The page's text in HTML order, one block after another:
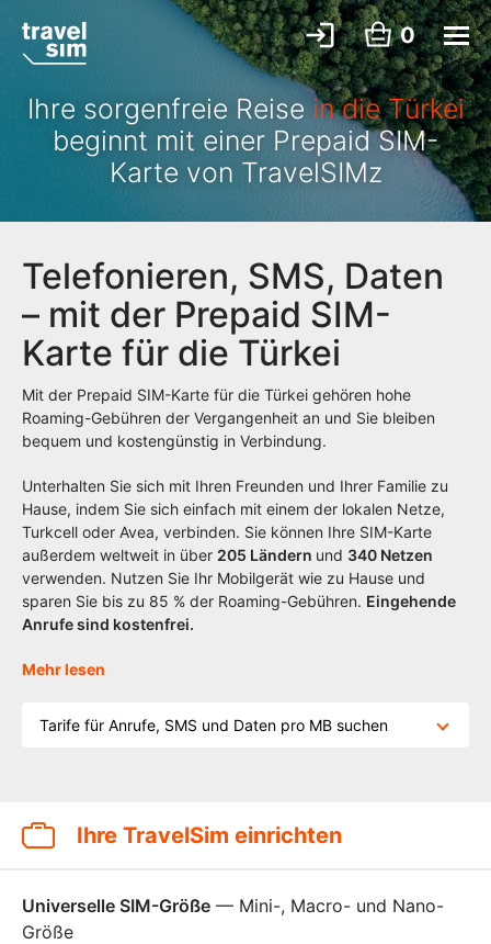
0
Ihre sorgenfreie Reisein die Türkei
beginnt mit einer Prepaid SIM-
Karte von TravelSIMz
Telefonieren, SMS, Daten
– mit der Prepaid SIM-
Karte für die Türkei
Mit der Prepaid SIM-Karte für die Türkei gehören hohe
Roaming-Gebühren der Vergangenheit an und Sie bleiben
bequem und kostengünstig in Verbindung.
Unterhalten Sie sich mit Ihren Freunden und Ihrer Familie zu
Hause, indem Sie sich einfach mit einem der lokalen Netze,
Turkcell oder Avea, verbinden. Sie können Ihre SIM-Karte
außerdem weltweit in über 205 Ländern und 340 Netzen
verwenden. Nutzen Sie Ihr Mobilgerät wie zu Hause und
sparen Sie bis zu 85 % der Roaming-Gebühren. Eingehende
Anrufe sind kostenfrei.
Mehr lesen
Tarife für Anrufe, SMS und Daten pro MB suchen
Ihre TravelSim einrichten
Universelle SIM-Größe — Mini-, Macro- und Nano-
Größe